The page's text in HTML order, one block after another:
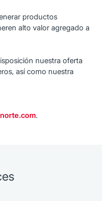
productos
alto valor agregado a
nuestra oferta
así como nuestra
.